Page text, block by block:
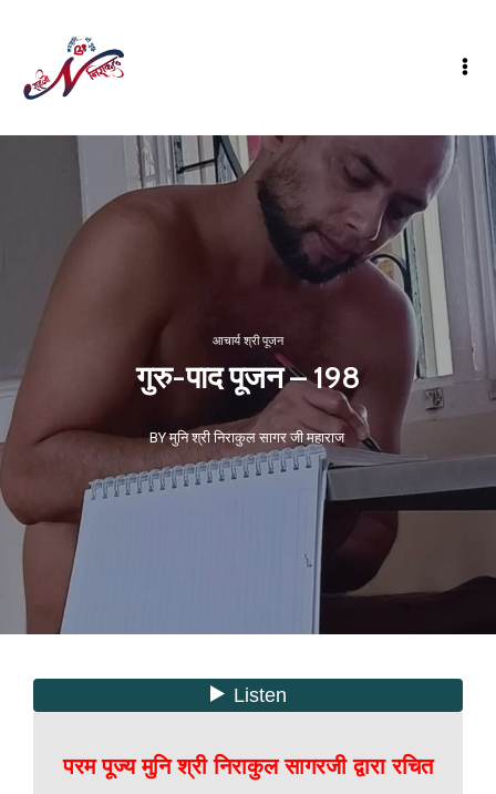
आचार्य श्री पूजन
गुरु-पाद पूजन – 198
BY मुनि श्री निराकुल सागर जी महाराज
परम पूज्य मुनि श्री निराकुल सागरजी द्वारा रचित